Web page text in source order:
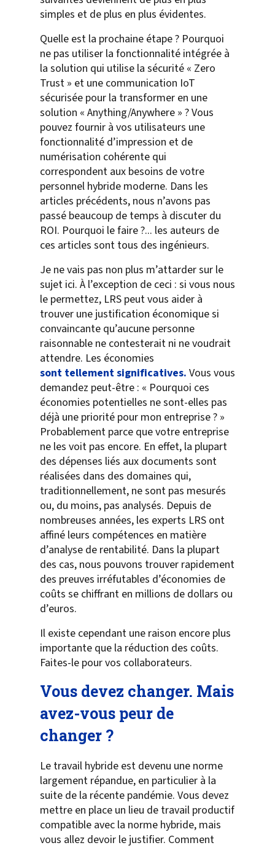
simples et de plus en plus évidentes.
Quelle est la prochaine étape ? Pourquoi
ne pas utiliser la fonctionnalité intégrée à
la solution qui utilise la sécurité « Zero
Trust » et une communication IoT
sécurisée pour la transformer en une
solution « Anything/Anywhere » ? Vous
pouvez fournir à vos utilisateurs une
fonctionnalité d’impression et de
numérisation cohérente qui
correspondent aux besoins de votre
personnel hybride moderne. Dans les
articles précédents, nous n’avons pas
passé beaucoup de temps à discuter du
ROI. Pourquoi le faire ?... les auteurs de
ces articles sont tous des ingénieurs.
Je ne vais pas non plus m’attarder sur le
sujet ici. À l’exception de ceci : si vous nous
le permettez, LRS peut vous aider à
trouver une justification économique si
convaincante qu’aucune personne
raisonnable ne contesterait ni ne voudrait
attendre. Les économies
sont tellement significatives. Vous vous
demandez peut-être : « Pourquoi ces
économies potentielles ne sont-elles pas
déjà une priorité pour mon entreprise ? »
Probablement parce que votre entreprise
ne les voit pas encore. En effet, la plupart
des dépenses liés aux documents sont
réalisées dans des domaines qui,
traditionnellement, ne sont pas mesurés
ou, du moins, pas analysés. Depuis de
nombreuses années, les experts LRS ont
affiné leurs compétences en matière
d’analyse de rentabilité. Dans la plupart
des cas, nous pouvons trouver rapidement
des preuves irréfutables d’économies de
coûts se chiffrant en millions de dollars ou
d’euros.
Il existe cependant une raison encore plus
importante que la réduction des coûts.
Faites-le pour vos collaborateurs.
Vous devez changer. Mais
avez-vous peur de
changer ?
Le travail hybride est devenu une norme
largement répandue, en particulier à la
suite de la récente pandémie. Vous devez
mettre en place un lieu de travail productif
compatible avec la norme hybride, mais
vous allez devoir le justifier. Comment